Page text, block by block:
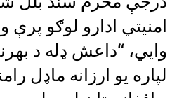
امنیتي ادارو لوګو
وايي، “داعش ډله د
لپاره یو ارزانه ماډل